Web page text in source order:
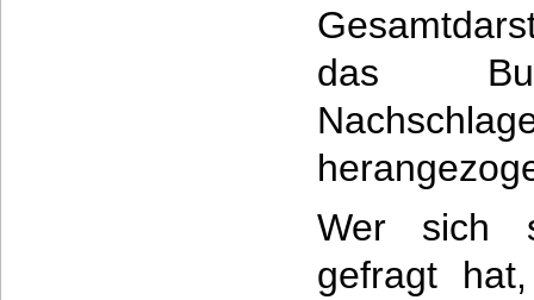
das
Wer sich
gefragt